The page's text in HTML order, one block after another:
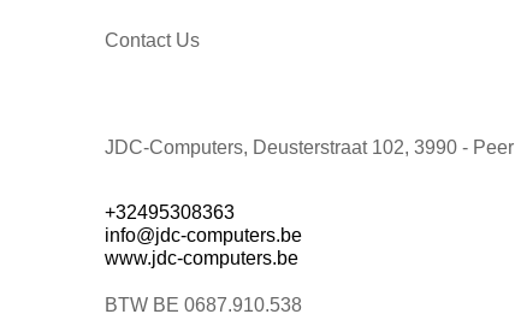
Contact Us
JDC-Computers, Deusterstraat 102, 3990 - Peer
+32495308363
info@jdc-computers.be
www.jdc-computers.be
BTW BE 0687.910.538